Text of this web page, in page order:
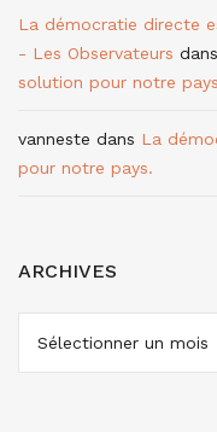
La démocratie directe
- Les Observateurs dans
solution pour notre
vanneste dans La
pour notre pays.
ARCHIVES
ARCHIVES